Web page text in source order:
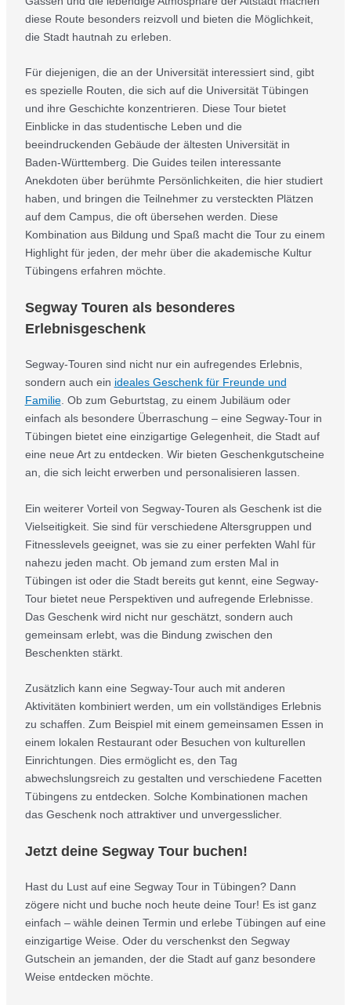
diese Route besonders reizvoll und bieten die Möglichkeit,
die Stadt hautnah zu erleben.
Für diejenigen, die an der Universität interessiert sind, gibt
es spezielle Routen, die sich auf die Universität Tübingen
und ihre Geschichte konzentrieren. Diese Tour bietet
Einblicke in das studentische Leben und die
beeindruckenden Gebäude der ältesten Universität in
Baden-Württemberg. Die Guides teilen interessante
Anekdoten über berühmte Persönlichkeiten, die hier studiert
haben, und bringen die Teilnehmer zu versteckten Plätzen
auf dem Campus, die oft übersehen werden. Diese
Kombination aus Bildung und Spaß macht die Tour zu einem
Highlight für jeden, der mehr über die akademische Kultur
Tübingens erfahren möchte.
Segway Touren als besonderes
Erlebnisgeschenk
Segway-Touren sind nicht nur ein aufregendes Erlebnis,
sondern auch ein ideales Geschenk für Freunde und
Familie. Ob zum Geburtstag, zu einem Jubiläum oder
einfach als besondere Überraschung – eine Segway-Tour in
Tübingen bietet eine einzigartige Gelegenheit, die Stadt auf
eine neue Art zu entdecken. Wir bieten Geschenkgutscheine
an, die sich leicht erwerben und personalisieren lassen.
Ein weiterer Vorteil von Segway-Touren als Geschenk ist die
Vielseitigkeit. Sie sind für verschiedene Altersgruppen und
Fitnesslevels geeignet, was sie zu einer perfekten Wahl für
nahezu jeden macht. Ob jemand zum ersten Mal in
Tübingen ist oder die Stadt bereits gut kennt, eine Segway-
Tour bietet neue Perspektiven und aufregende Erlebnisse.
Das Geschenk wird nicht nur geschätzt, sondern auch
gemeinsam erlebt, was die Bindung zwischen den
Beschenkten stärkt.
Zusätzlich kann eine Segway-Tour auch mit anderen
Aktivitäten kombiniert werden, um ein vollständiges Erlebnis
zu schaffen. Zum Beispiel mit einem gemeinsamen Essen in
einem lokalen Restaurant oder Besuchen von kulturellen
Einrichtungen. Dies ermöglicht es, den Tag
abwechslungsreich zu gestalten und verschiedene Facetten
Tübingens zu entdecken. Solche Kombinationen machen
das Geschenk noch attraktiver und unvergesslicher.
Jetzt deine Segway Tour buchen!
Hast du Lust auf eine Segway Tour in Tübingen? Dann
zögere nicht und buche noch heute deine Tour! Es ist ganz
einfach – wähle deinen Termin und erlebe Tübingen auf eine
einzigartige Weise. Oder du verschenkst den Segway
Gutschein an jemanden, der die Stadt auf ganz besondere
Weise entdecken möchte.